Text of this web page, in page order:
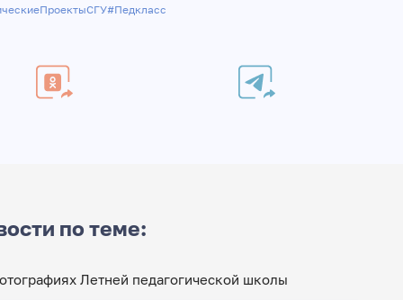
#Педкласс
по теме:
Летней педагогической школы